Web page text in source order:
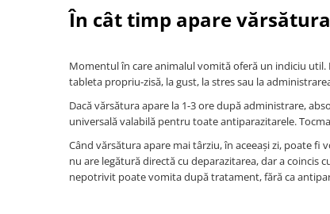
În cât timp apare
Momentul în care animalul vomită oferă un indiciu util.
tableta propriu-zisă, la gust, la stres sau la
Dacă vărsătura apare la 1-3 ore după administrare,
universală valabilă pentru toate antiparazitarele.
Când vărsătura apare mai târziu, în aceeași zi, poate
nu are legătură directă cu deparazitarea, dar a coincis
nepotrivit poate vomita după tratament, fără ca